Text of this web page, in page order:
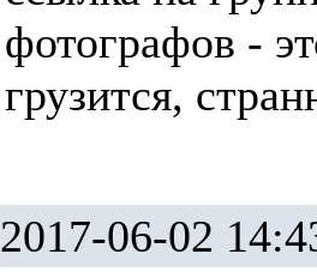
фотографов -
грузится,
2017-06-02